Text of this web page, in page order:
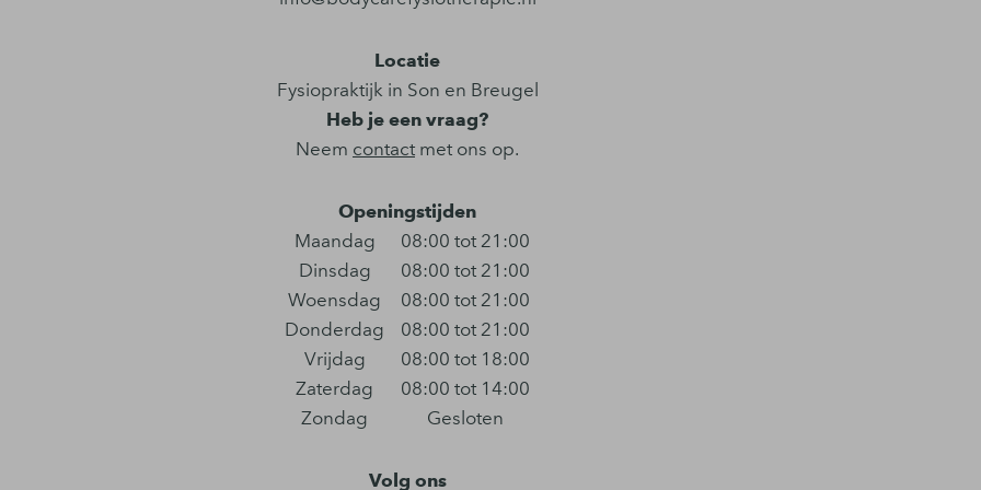
Locatie
Fysiopraktijk in Son en Breugel
Heb je een vraag?
Neem contact met ons op.
Openingstijden
Maandag
08:00 tot 21:00
Dinsdag
08:00 tot 21:00
Woensdag
08:00 tot 21:00
Donderdag
08:00 tot 21:00
Vrijdag
08:00 tot 18:00
Zaterdag
08:00 tot 14:00
Zondag
Gesloten
Volg ons